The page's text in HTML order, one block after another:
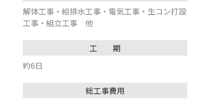
解体工事・給排水工事・電気工事・生コン打設
工事・組立工事 他
工 期
約6日
総工事費用